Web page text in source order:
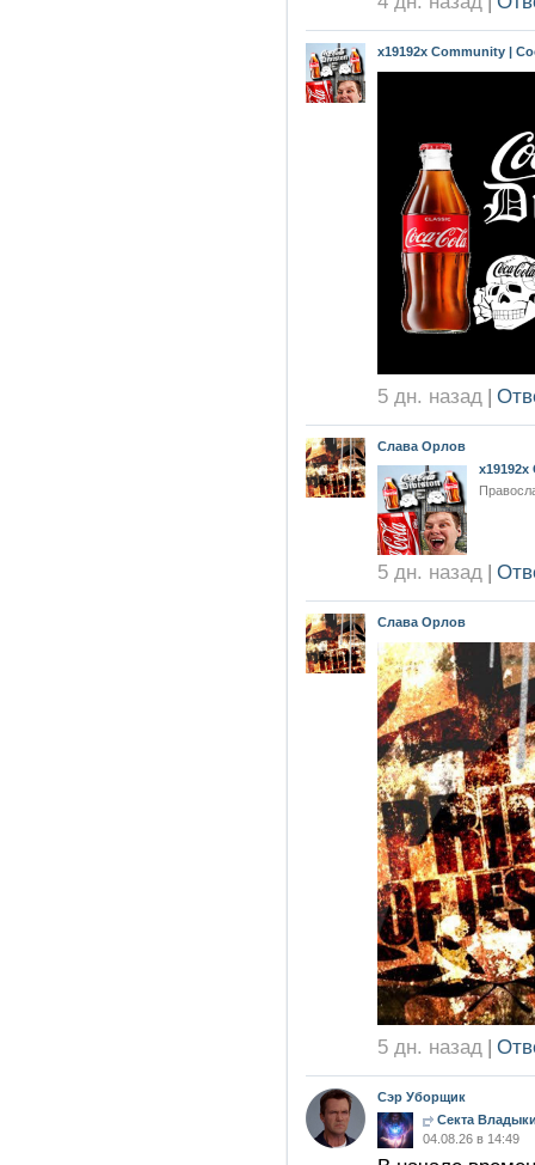
x19192x Community |
5 дн. назад |
Слава Орлов
x19192x
5 дн. назад |
Слава Орлов
5 дн. назад |
Сэр Уборщик
Секта
04.08.26 в 14:49